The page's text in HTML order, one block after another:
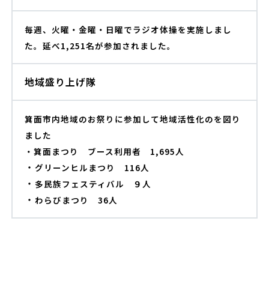
毎週、火曜・金曜・日曜でラジオ体操を実施しまし
た。 延べ1,251名が参加されました。
地域盛り上げ隊
箕面市内地域のお祭りに参加して地域活性化のを図り
ました
・箕面まつり ブース利用者 1,695人
・ グリーンヒルまつり 116人
・ 多民族フェスティバル ９人
・ わらびまつり 36人